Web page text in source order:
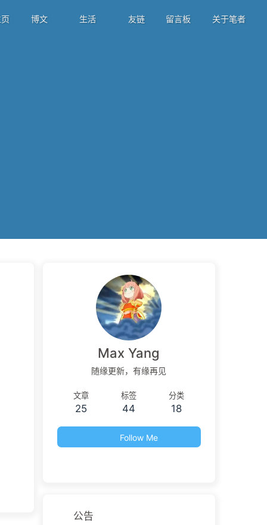
博文 生活 友链 留言板 关于笔者
Max Yang
随缘更新，有缘再见
文章
25
标签
44
分类
18
Follow Me
公告